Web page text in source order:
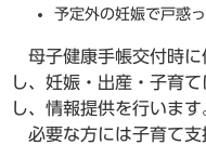
予定外の妊娠で戸惑
母子健康手帳交付時
し、妊娠・出産・子育
し、情報提供を行います
必要な方には子育て支